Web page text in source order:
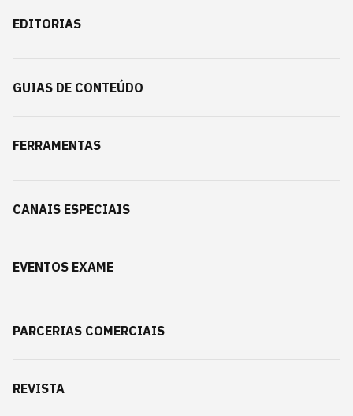
EDITORIAS
GUIAS DE CONTEÚDO
FERRAMENTAS
CANAIS ESPECIAIS
EVENTOS EXAME
PARCERIAS COMERCIAIS
REVISTA